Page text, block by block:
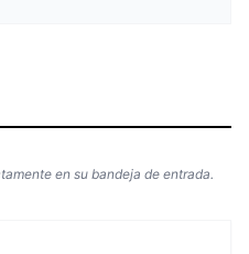
en su bandeja de entrada.